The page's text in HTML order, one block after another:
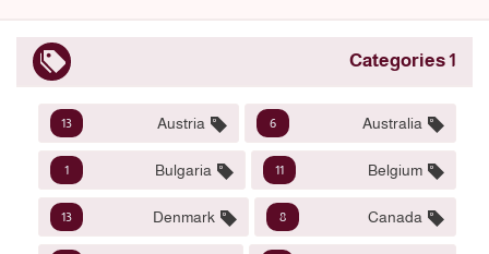
1 Categories
Australia
6
Austria
13
Belgium
11
Bulgaria
1
Canada
8
Denmark
13